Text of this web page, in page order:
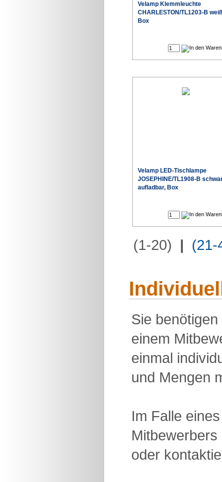
Velamp Klemmleuchte
CHARLESTON/TL1203-B
Box
Velamp LED-Tischlampe
JOSEPHINE/TL1908-B
aufladbar, Box
(1-20) | (21-
Sie
einem
einmal
und Mengen
Im Falle
oder